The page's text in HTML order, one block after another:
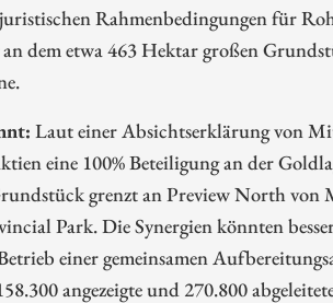
Rahmenbedingungen für
dem etwa 463 Hektar großen
Laut einer Absichtserklärung von
eine 100% Beteiligung an der
grenzt an Preview North
Park. Die Synergien könnten
einer gemeinsamen
angezeigte und 270.800